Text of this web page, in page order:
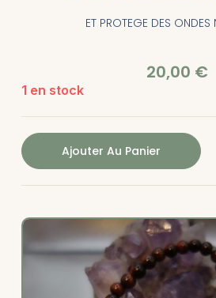
ET PROTEGE DES ONDES
20,00 €
1 en stock
Ajouter Au Panier